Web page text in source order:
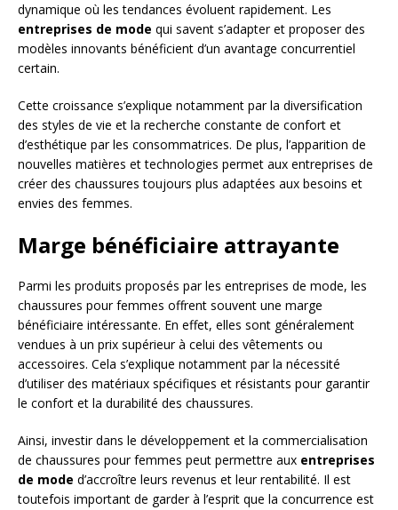
dynamique où les tendances évoluent rapidement. Les
entreprises de mode qui savent s’adapter et proposer des
modèles innovants bénéficient d’un avantage concurrentiel
certain.
Cette croissance s’explique notamment par la diversification
des styles de vie et la recherche constante de confort et
d’esthétique par les consommatrices. De plus, l’apparition de
nouvelles matières et technologies permet aux entreprises de
créer des chaussures toujours plus adaptées aux besoins et
envies des femmes.
Marge bénéficiaire attrayante
Parmi les produits proposés par les entreprises de mode, les
chaussures pour femmes offrent souvent une marge
bénéficiaire intéressante. En effet, elles sont généralement
vendues à un prix supérieur à celui des vêtements ou
accessoires. Cela s’explique notamment par la nécessité
d’utiliser des matériaux spécifiques et résistants pour garantir
le confort et la durabilité des chaussures.
Ainsi, investir dans le développement et la commercialisation
de chaussures pour femmes peut permettre aux entreprises
de mode d’accroître leurs revenus et leur rentabilité. Il est
toutefois important de garder à l’esprit que la concurrence est